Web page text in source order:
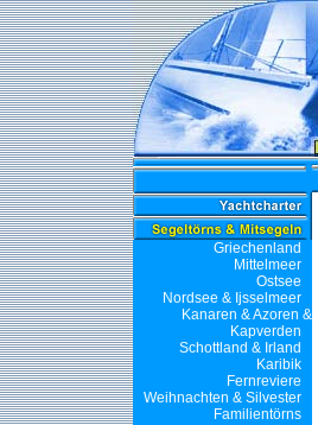
Griechenland
Mittelmeer
Ostsee
Nordsee & Ijsselmeer
Kanaren & Azoren &
Kapverden
Schottland & Irland
Karibik
Fernreviere
Weihnachten & Silvester
Familientörns